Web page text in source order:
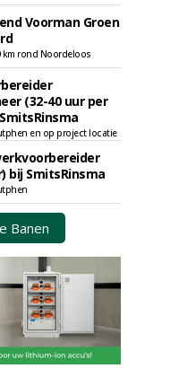
Voorman Groen
km rond Noordeloos
(32-40 uur per
en op project locatie
bij SmitsRinsma
Banen